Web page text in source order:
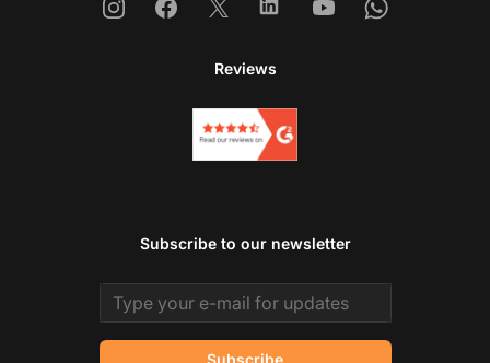
InstagramFacebook
X LinkedinYoutubeWhatsapp
Reviews
Subscribe to our newsletter
Email address
Subscribe